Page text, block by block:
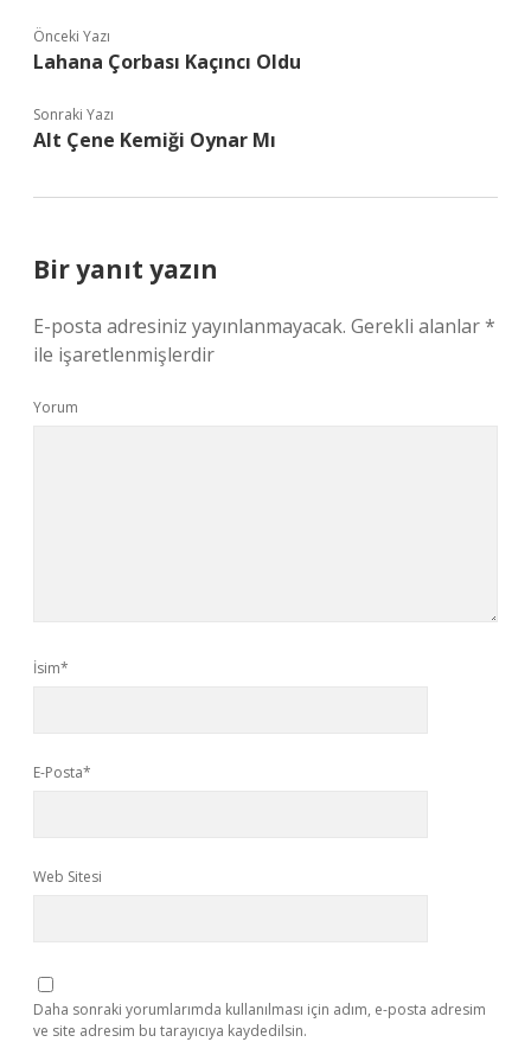
Önceki Yazı
Lahana Çorbası Kaçıncı Oldu
Sonraki Yazı
Alt Çene Kemiği Oynar Mı
Bir yanıt yazın
E-posta adresiniz yayınlanmayacak. Gerekli alanlar*
ile işaretlenmişlerdir
Yorum
İsim*
E-Posta*
Web Sitesi
Daha sonraki yorumlarımda kullanılması için adım, e-posta adresim
ve site adresim bu tarayıcıya kaydedilsin.